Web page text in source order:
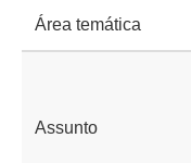
Área temática
Assunto